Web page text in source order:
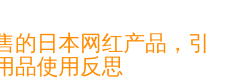
的日本网红产品，引
品使用反思